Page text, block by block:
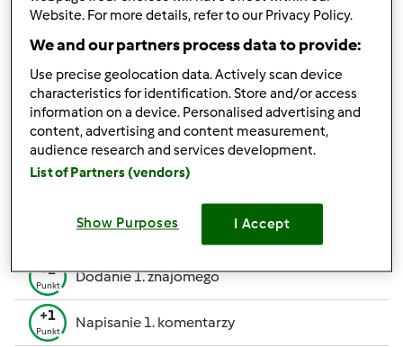
punkty, są one dodawane to Twojej kariery użytkownika.
Poniżej możesz również sprawdzić które aktywności
społecznościowym.
+50
Punktów
Zwycięzca konkursu
+10
Utworzenie przepisu (całość = 10 pkt, część =
Ocenienie 1 przepisu
+1
Punkt
Dodanie 1. znajomego
+1
Punkt
Napisanie 1. komentarzy
Website. For more details, refer to our Privacy Policy.
We and our partners process data to provide:
Use precise geolocation data. Actively scan device
characteristics for identification. Store and/or access
information on a device. Personalised advertising and
content, advertising and content measurement,
audience research and services development.
List of Partners (vendors)
Show Purposes I Accept